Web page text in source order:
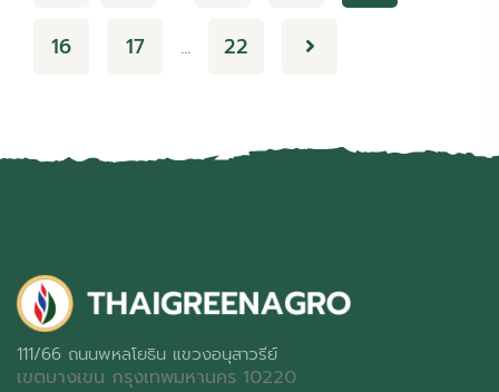
16 17 … 22
111/66 ถนนพหลโยธิน แขวงอนุสาวรีย์
เขตบางเขน กรุงเทพมหานคร 10220